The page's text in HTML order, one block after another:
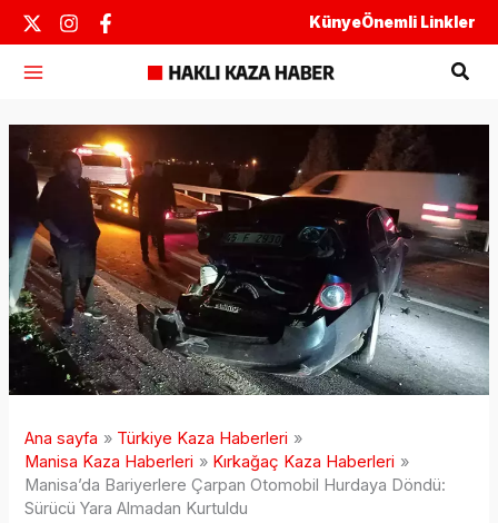
İçeriğe
atla
KünyeÖnemli Linkler
Ana sayfa
Türkiye Kaza Haberleri
Manisa Kaza Haberleri
Kırkağaç Kaza Haberleri
Manisa’da Bariyerlere Çarpan Otomobil Hurdaya Döndü:
Sürücü Yara Almadan Kurtuldu